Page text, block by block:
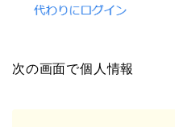
次の画面で個人情報